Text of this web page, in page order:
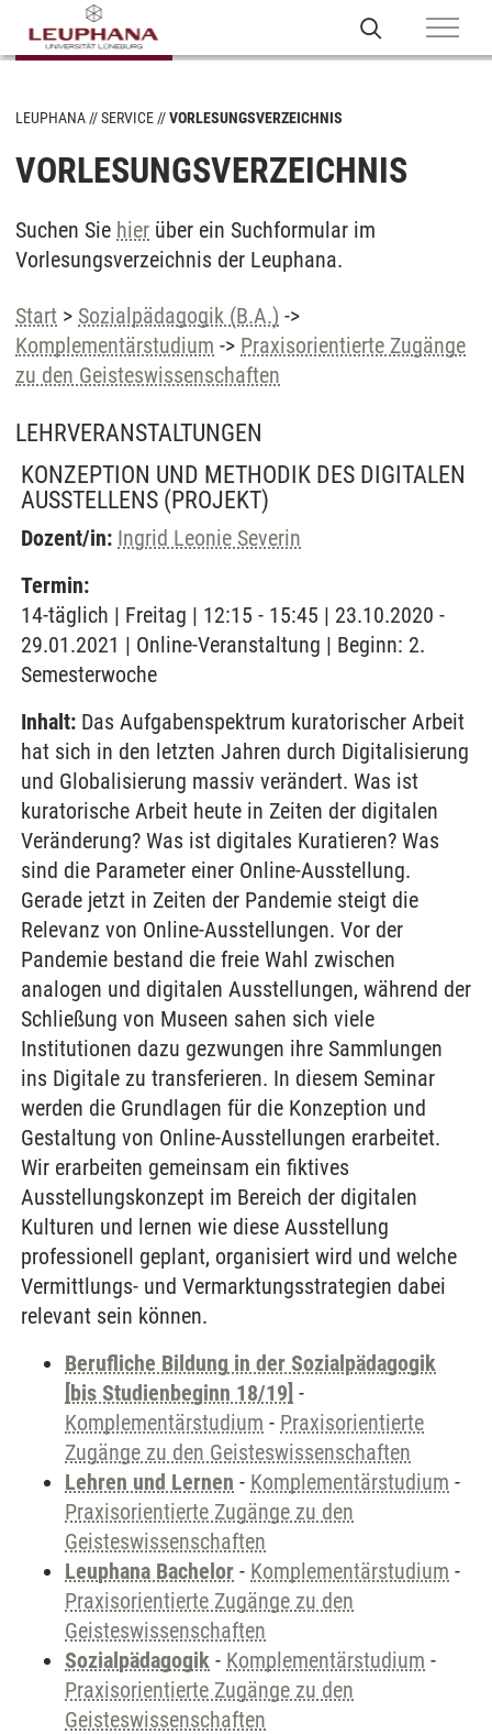
LEUPHANA SERVICE VORLESUNGSVERZEICHNIS
VORLESUNGSVERZEICHNIS
Suchen Sie hier über ein Suchformular im
Vorlesungsverzeichnis der Leuphana.
Start > Sozialpädagogik (B.A.) ->
Komplementärstudium -> Praxisorientierte Zugänge
zu den Geisteswissenschaften
LEHRVERANSTALTUNGEN
KONZEPTION UND METHODIK DES DIGITALEN
AUSSTELLENS (PROJEKT)
Dozent/in: Ingrid Leonie Severin
Termin:
14-täglich | Freitag | 12:15 - 15:45 | 23.10.2020 -
29.01.2021 | Online-Veranstaltung | Beginn: 2.
Semesterwoche
Inhalt: Das Aufgabenspektrum kuratorischer Arbeit
hat sich in den letzten Jahren durch Digitalisierung
und Globalisierung massiv verändert. Was ist
kuratorische Arbeit heute in Zeiten der digitalen
Veränderung? Was ist digitales Kuratieren? Was
sind die Parameter einer Online-Ausstellung.
Gerade jetzt in Zeiten der Pandemie steigt die
Relevanz von Online-Ausstellungen. Vor der
Pandemie bestand die freie Wahl zwischen
analogen und digitalen Ausstellungen, während der
Schließung von Museen sahen sich viele
Institutionen dazu gezwungen ihre Sammlungen
ins Digitale zu transferieren. In diesem Seminar
werden die Grundlagen für die Konzeption und
Gestaltung von Online-Ausstellungen erarbeitet.
Wir erarbeiten gemeinsam ein fiktives
Ausstellungskonzept im Bereich der digitalen
Kulturen und lernen wie diese Ausstellung
professionell geplant, organisiert wird und welche
Vermittlungs- und Vermarktungsstrategien dabei
relevant sein können.
Berufliche Bildung in der Sozialpädagogik
[bis Studienbeginn 18/19] -
Komplementärstudium - Praxisorientierte
Zugänge zu den Geisteswissenschaften
Lehren und Lernen - Komplementärstudium -
Praxisorientierte Zugänge zu den
Geisteswissenschaften
Leuphana Bachelor - Komplementärstudium -
Praxisorientierte Zugänge zu den
Geisteswissenschaften
Sozialpädagogik - Komplementärstudium -
Praxisorientierte Zugänge zu den
Geisteswissenschaften